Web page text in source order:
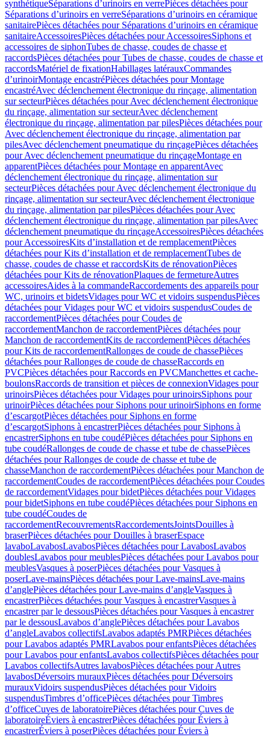
synthétiqueSéparations d’urinoirs en verrePièces détachées pour
Séparations d’urinoirs en verreSéparations d’urinoirs en céramique
sanitairePièces détachées pour Séparations d’urinoirs en céramique
sanitaireAccessoiresPièces détachées pour AccessoiresSiphons et
accessoires de siphonTubes de chasse, coudes de chasse et
raccordsPièces détachées pour Tubes de chasse, coudes de chasse et
raccordsMatériel de fixationHabillages latérauxCommandes
dʼurinoirMontage encastréPièces détachées pour Montage
encastréAvec déclenchement électronique du rinçage, alimentation
sur secteurPièces détachées pour Avec déclenchement électronique
du rinçage, alimentation sur secteurAvec déclenchement
électronique du rinçage, alimentation par pilesPièces détachées pour
Avec déclenchement électronique du rinçage, alimentation par
pilesAvec déclenchement pneumatique du rinçagePièces détachées
pour Avec déclenchement pneumatique du rinçageMontage en
apparentPièces détachées pour Montage en apparentAvec
déclenchement électronique du rinçage, alimentation sur
secteurPièces détachées pour Avec déclenchement électronique du
rinçage, alimentation sur secteurAvec déclenchement électronique
du rinçage, alimentation par pilesPièces détachées pour Avec
déclenchement électronique du rinçage, alimentation par pilesAvec
déclenchement pneumatique du rinçageAccessoiresPièces détachées
pour AccessoiresKits d’installation et de remplacementPièces
détachées pour Kits d’installation et de remplacementTubes de
chasse, coudes de chasse et raccordsKits de rénovationPièces
détachées pour Kits de rénovationPlaques de fermetureAutres
accessoiresAides à la commandeRaccordements des appareils pour
WC, urinoirs et bidetsVidages pour WC et vidoirs suspendusPièces
détachées pour Vidages pour WC et vidoirs suspendusCoudes de
raccordementPièces détachées pour Coudes de
raccordementManchon de raccordementPièces détachées pour
Manchon de raccordementKits de raccordementPièces détachées
pour Kits de raccordementRallonges de coude de chassePièces
détachées pour Rallonges de coude de chasseRaccords en
PVCPièces détachées pour Raccords en PVCManchettes et cache-
boulonsRaccords de transition et pièces de connexionVidages pour
urinoirsPièces détachées pour Vidages pour urinoirsSiphons pour
urinoirPièces détachées pour Siphons pour urinoirSiphons en forme
d’escargotPièces détachées pour Siphons en forme
d’escargotSiphons à encastrerPièces détachées pour Siphons à
encastrerSiphons en tube coudéPièces détachées pour Siphons en
tube coudéRallonges de coude de chasse et tube de chassePièces
détachées pour Rallonges de coude de chasse et tube de
chasseManchon de raccordementPièces détachées pour Manchon de
raccordementCoudes de raccordementPièces détachées pour Coudes
de raccordementVidages pour bidetPièces détachées pour Vidages
pour bidetSiphons en tube coudéPièces détachées pour Siphons en
tube coudéCoudes de
raccordementRecouvrementsRaccordementsJointsDouilles à
braserPièces détachées pour Douilles à braserEspace
lavaboLavabosLavabosPièces détachées pour LavabosLavabos
doublesLavabos pour meublesPièces détachées pour Lavabos pour
meublesVasques à poserPièces détachées pour Vasques à
poserLave-mainsPièces détachées pour Lave-mainsLave-mains
d’anglePièces détachées pour Lave-mains d’angleVasques à
encastrerPièces détachées pour Vasques à encastrerVasques à
encastrer par le dessousPièces détachées pour Vasques à encastrer
par le dessousLavabos d’anglePièces détachées pour Lavabos
d’angleLavabos collectifsLavabos adaptés PMRPièces détachées
pour Lavabos adaptés PMRLavabos pour enfantsPièces détachées
pour Lavabos pour enfantsLavabos collectifsPièces détachées pour
Lavabos collectifsAutres lavabosPièces détachées pour Autres
lavabosDéversoirs murauxPièces détachées pour Déversoirs
murauxVidoirs suspendusPièces détachées pour Vidoirs
suspendusTimbres dʼofficePièces détachées pour Timbres
dʼofficeCuves de laboratoirePièces détachées pour Cuves de
laboratoireÉviers à encastrerPièces détachées pour Éviers à
encastrerÉviers à poserPièces détachées pour Éviers à